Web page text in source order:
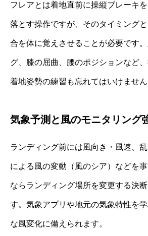
フレアとは着地直前に操縦ブレーキ
落とす操作ですが、そのタイミング
合を体に覚えさせることが必要です
グ、膝の屈曲、腰のポジションなど
着地姿勢の練習も忘れてはいけません
気象予測と風のモニタリング
ランディング前には風向き・風速、
による風の変動（風のシア）などを
ならランディング場所を変更する決
す。気象アプリや地元の気象特性を
な風変化に備えられます。